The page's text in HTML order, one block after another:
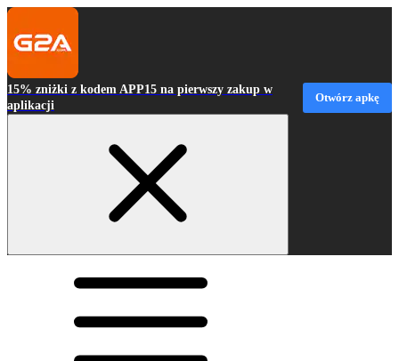
15% zniżki z kodem APP15 na pierwszy zakup w
aplikacji
Otwórz apkę